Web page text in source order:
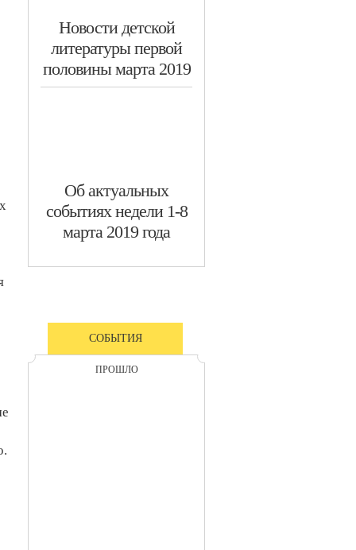
​Новости детской
литературы первой
половины марта 2019
​Об актуальных
событиях недели 1-8
марта 2019 года
СОБЫТИЯ
ПРОШЛО